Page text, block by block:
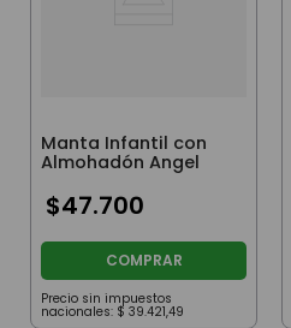
Manta Infantil con
Almohadón Angel
$47.700
COMPRAR
Precio sin impuestos
nacionales: $ 39.421,49